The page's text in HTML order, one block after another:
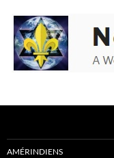
AMÉRINDIENS